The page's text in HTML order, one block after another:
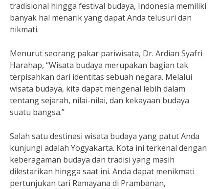
tradisional hingga festival budaya, Indonesia memiliki
banyak hal menarik yang dapat Anda telusuri dan
nikmati.
Menurut seorang pakar pariwisata, Dr. Ardian Syafri
Harahap, “Wisata budaya merupakan bagian tak
terpisahkan dari identitas sebuah negara. Melalui
wisata budaya, kita dapat mengenal lebih dalam
tentang sejarah, nilai-nilai, dan kekayaan budaya
suatu bangsa.”
Salah satu destinasi wisata budaya yang patut Anda
kunjungi adalah Yogyakarta. Kota ini terkenal dengan
keberagaman budaya dan tradisi yang masih
dilestarikan hingga saat ini. Anda dapat menikmati
pertunjukan tari Ramayana di Prambanan,